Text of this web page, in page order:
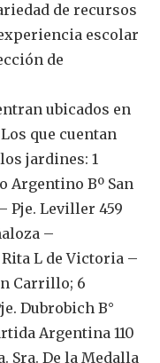
de recursos
escolar
de
ubicados en
que cuentan
jardines: 1
Argentino Bº San
Pje. Leviller 459
–
L de Victoria –
Carrillo; 6
Dubrobich B°
Argentina 110
Sra. De la Medalla